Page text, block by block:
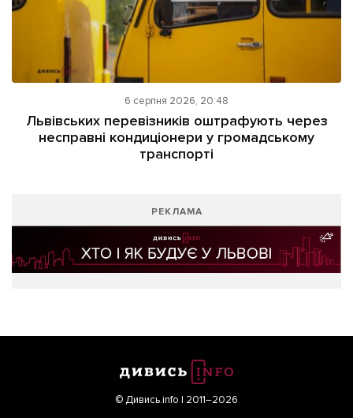
6 серпня 2026, 20:48
Львівських перевізників оштрафують через
несправні кондиціонери у громадському
транспорті
РЕКЛАМА
© Дивись.info | 2011–2026